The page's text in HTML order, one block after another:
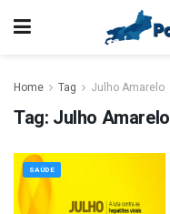
Home Tag Julho Amarelo
Tag: Julho Amarelo
SAÚDE